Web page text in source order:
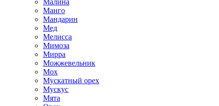
Манго
Мандарин
Мед
Мелисса
Мимоза
Мирра
Можжевельник
Мох
Мускатный орех
Мускус
Мята